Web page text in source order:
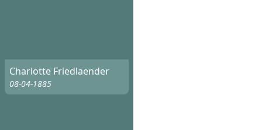
Charlotte Friedlaender
08-04-1885